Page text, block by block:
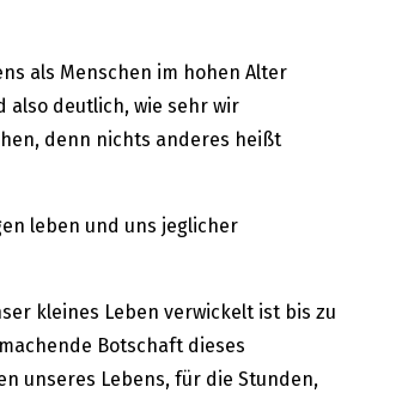
als Menschen im hohen Alter
also deutlich, wie sehr wir
denn nichts anderes heißt
leben und uns jeglicher
kleines Leben verwickelt ist bis zu
Botschaft dieses
unseres Lebens, für die Stunden,